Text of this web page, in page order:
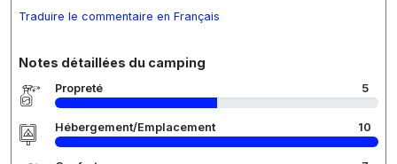
Traduire le commentaire en Français
Notes détaillées du camping
Propreté 5
Hébergement/Emplacement 10